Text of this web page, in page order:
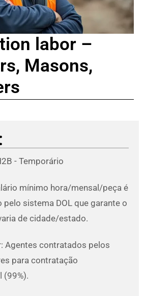
labor –
Masons,
- Temporário
mínimo hora/mensal/peça é
pelo sistema DOL que garante o
de cidade/estado.
Agentes contratados pelos
para contratação
(99%).